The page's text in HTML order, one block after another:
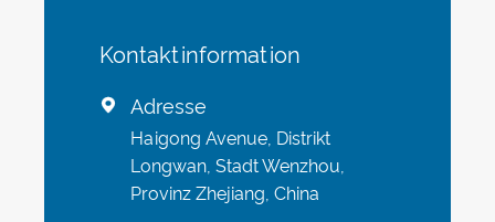
Kontaktinformation
 Adresse
Haigong Avenue, Distrikt
Longwan, Stadt Wenzhou,
Provinz Zhejiang, China